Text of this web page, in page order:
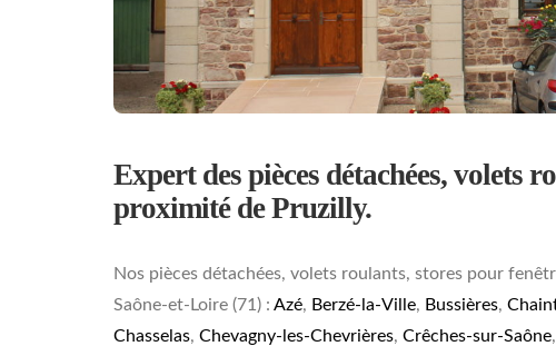
Expert des pièces détachées, volets
proximité de Pruzilly.
Nos pièces détachées, volets roulants, stores pour
Saône-et-Loire (71) : Azé, Berzé-la-Ville, Bussières,
Chasselas, Chevagny-les-Chevrières, Crêches-sur-Saône,